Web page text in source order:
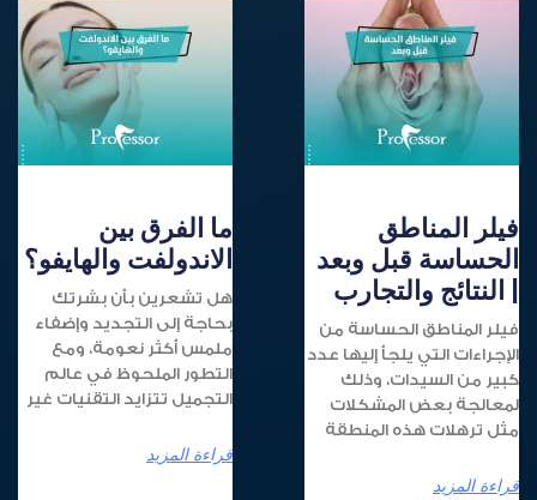
فيلر المناطق
الحساسة قبل وبعد
| النتائج والتجارب
فيلر المناطق الحساسة من
الإجراءات التي يلجأ إليها عدد
كبير من السيدات، وذلك
لمعالجة بعض المشكلات
مثل ترهلات هذه المنطقة
قراءة المزيد
ما الفرق بين
الاندولفت والهايفو؟
هل تشعرين بأن بشرتك
بحاجة إلى التجديد وإضفاء
ملمس أكثر نعومة، ومع
التطور الملحوظ في عالم
التجميل تتزايد التقنيات غير
قراءة المزيد